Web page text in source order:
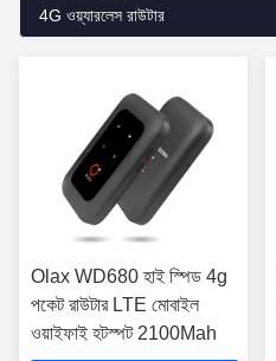
4G ওয়্যারলেস রাউটার
Olax WD680 হাই স্পিড 4g
পকেট রাউটার LTE মোবাইল
ওয়াইফাই হটস্পট 2100Mah